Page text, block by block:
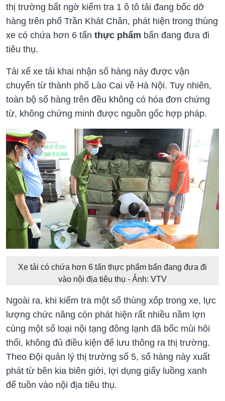
thị trường bất ngờ kiểm tra 1 ô tô tải đang bốc dỡ
hàng trên phố Trần Khát Chân, phát hiện trong thùng
xe có chứa hơn 6 tấn thực phẩm bẩn đang đưa đi
tiêu thụ.
Tài xế xe tải khai nhận số hàng này được vận
chuyển từ thành phố Lào Cai về Hà Nội. Tuy nhiên,
toàn bộ số hàng trên đều không có hóa đơn chứng
từ, không chứng minh được nguồn gốc hợp pháp.
Xe tải có chứa hơn 6 tấn thực phẩm bẩn đang đưa đi
vào nội địa tiêu thụ - Ảnh: VTV
Ngoài ra, khi kiểm tra một số thùng xốp trong xe, lực
lượng chức năng còn phát hiện rất nhiều nầm lợn
cùng một số loại nội tạng đông lạnh đã bốc mùi hôi
thối, không đủ điều kiện để lưu thông ra thị trường.
Theo Đội quản lý thị trường số 5, số hàng này xuất
phát từ bên kia biên giới, lợi dụng giấy luồng xanh
để tuồn vào nội địa tiêu thụ.